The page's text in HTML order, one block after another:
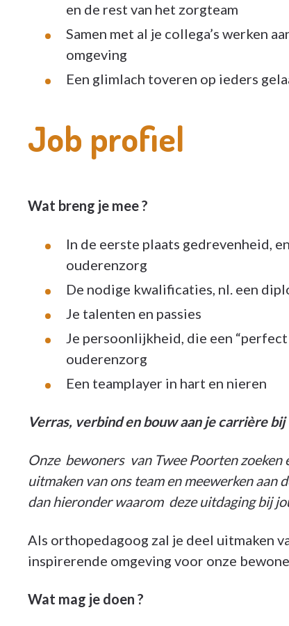
en de rest van het zorgteam
Samen met al je collega’s werken
omgeving
Een glimlach toveren op ieders
Job profiel
Wat breng je mee ?
In de eerste plaats gedrevenheid,
ouderenzorg
De nodige kwalificaties, nl. een
Je talenten en passies
Je persoonlijkheid, die een
ouderenzorg
Een teamplayer in hart en nieren
Verras, verbind en bouw aan je carrière
Onze bewoners van Twee Poorten
uitmaken van ons team en meewerken aan
dan hieronder waarom deze uitdaging bij
Als orthopedagoog zal je deel uitmaken
inspirerende omgeving voor onze
Wat mag je doen ?